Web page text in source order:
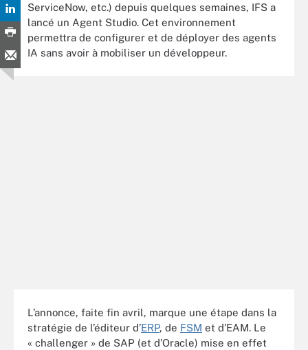
ServiceNow, etc.) depuis quelques semaines, IFS a
lancé un Agent Studio. Cet environnement
permettra de configurer et de déployer des agents
IA sans avoir à mobiliser un développeur.
L’annonce, faite fin avril, marque une étape dans la
stratégie de l’éditeur d’ERP, de FSM et d’EAM. Le
« challenger » de SAP (et d’Oracle) mise en effet